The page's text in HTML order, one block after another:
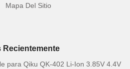
Mapa Del Sitio
Recientemente
para Qiku QK-402 Li-Ion 3.85V 4.4V